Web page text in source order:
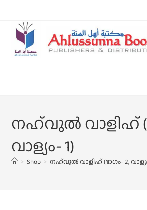
നഹ്‌വുല്‍ വാളിഹ്‌
വാള്യം- 1)
> Shop > നഹ്‌വുല്‍ വാളിഹ്‌ (ഭാഗം- 2,